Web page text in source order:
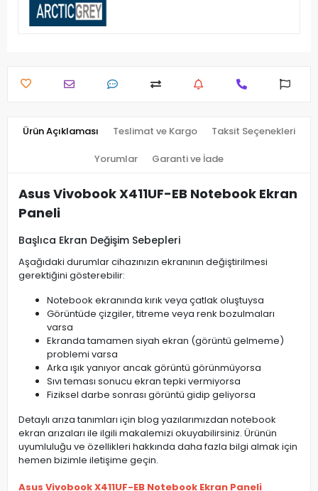
Ürün Açıklaması Teslimat ve Kargo Taksit Seçenekleri
Yorumlar Garanti ve İade
Asus Vivobook X411UF-EB Notebook Ekran
Paneli
Başlıca Ekran Değişim Sebepleri
Aşağıdaki durumlar cihazınızın ekranının değiştirilmesi
gerektiğini gösterebilir:
Notebook ekranında kırık veya çatlak oluştuysa
Görüntüde çizgiler, titreme veya renk bozulmaları
varsa
Ekranda tamamen siyah ekran (görüntü gelmeme)
problemi varsa
Arka ışık yanıyor ancak görüntü görünmüyorsa
Sıvı teması sonucu ekran tepki vermiyorsa
Fiziksel darbe sonrası görüntü gidip geliyorsa
Detaylı arıza tanımları için blog yazılarımızdan notebook
ekran arızaları ile ilgili makalemizi okuyabilirsiniz. Ürünün
uyumluluğu ve özellikleri hakkında daha fazla bilgi almak için
hemen bizimle iletişime geçin.
Asus Vivobook X411UF-EB Notebook Ekran Paneli